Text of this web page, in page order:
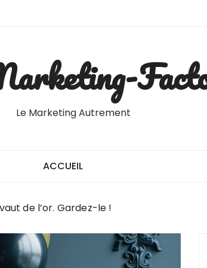
Le Marketing Autrement
ACCUEIL
de l’or. Gardez-le !